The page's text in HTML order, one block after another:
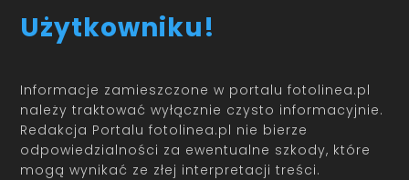
Użytkowniku!
Informacje zamieszczone w portalu fotolinea.pl
należy traktować wyłącznie czysto informacyjnie.
Redakcja Portalu fotolinea.pl nie bierze
odpowiedzialności za ewentualne szkody, które
mogą wynikać ze złej interpretacji treści.